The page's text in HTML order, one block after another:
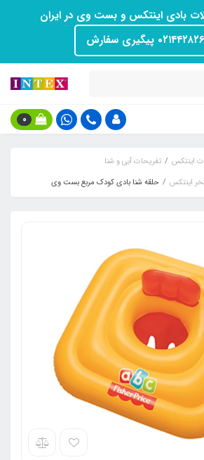
بادی اینتکس و بست وی در ایران
پیگیری سفارش
0
اینتکس
تفریحات آبی و شنا
اینتکس
حلقه شنا بادی کودک مربع بست وی